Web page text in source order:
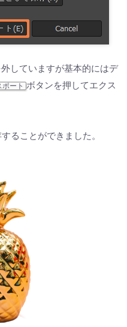
していますが基本的にはデ
ポート
ボタンを押してエクス
ることができました。